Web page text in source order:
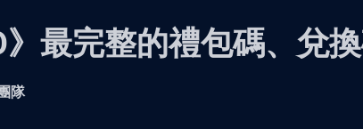
》最完整的禮包碼、兌
隊